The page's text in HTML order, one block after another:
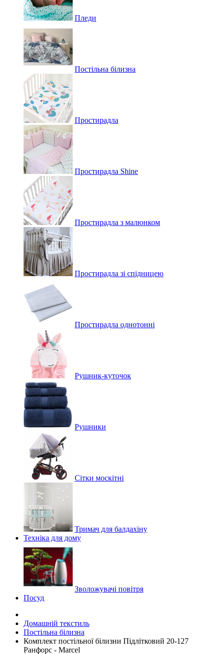
Пледи
Постільна білизна
Простирадла
Простирадла Shine
Простирадла з малюнком
Простирадла зі спідницею
Простирадла однотонні
Рушник-куточок
Рушники
Сітки москітні
Тримач для балдахіну
Техніка для дому
Зволожувачі повітря
Посуд
Домашній текстиль
Постільна білизна
Комплект постільної білизни Підлітковий 20-127
Ранфорс - Marcel